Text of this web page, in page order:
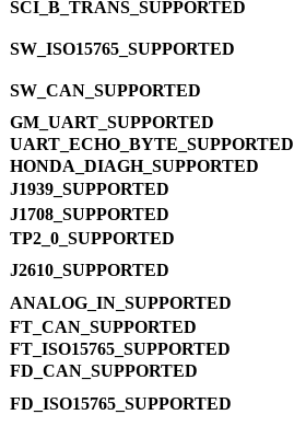
SCI_B_TRANS_SUPPORTED
SW_ISO15765_SUPPORTED
SW_CAN_SUPPORTED
GM_UART_SUPPORTED
UART_ECHO_BYTE_SUPPORTED
HONDA_DIAGH_SUPPORTED
J1939_SUPPORTED
J1708_SUPPORTED
TP2_0_SUPPORTED
J2610_SUPPORTED
ANALOG_IN_SUPPORTED
FT_CAN_SUPPORTED
FT_ISO15765_SUPPORTED
FD_CAN_SUPPORTED
FD_ISO15765_SUPPORTED